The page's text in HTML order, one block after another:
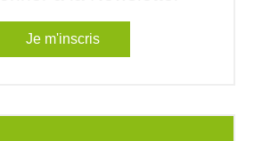
Je m'inscris